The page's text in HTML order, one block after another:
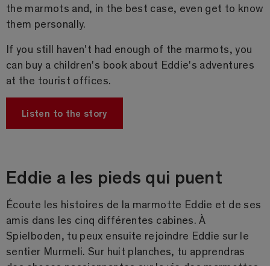
the marmots and, in the best case, even get to know
them personally.
If you still haven't had enough of the marmots, you
can buy a children's book about Eddie's adventures
at the tourist offices.
Listen to the story
Eddie a les pieds qui puent
Écoute les histoires de la marmotte Eddie et de ses
amis dans les cinq différentes cabines. À
Spielboden, tu peux ensuite rejoindre Eddie sur le
sentier Murmeli. Sur huit planches, tu apprendras